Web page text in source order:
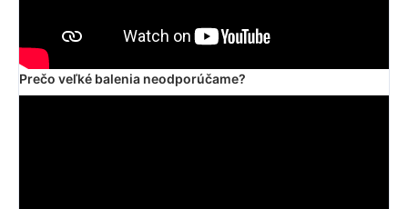
Prečo veľké balenia neodporúčame?